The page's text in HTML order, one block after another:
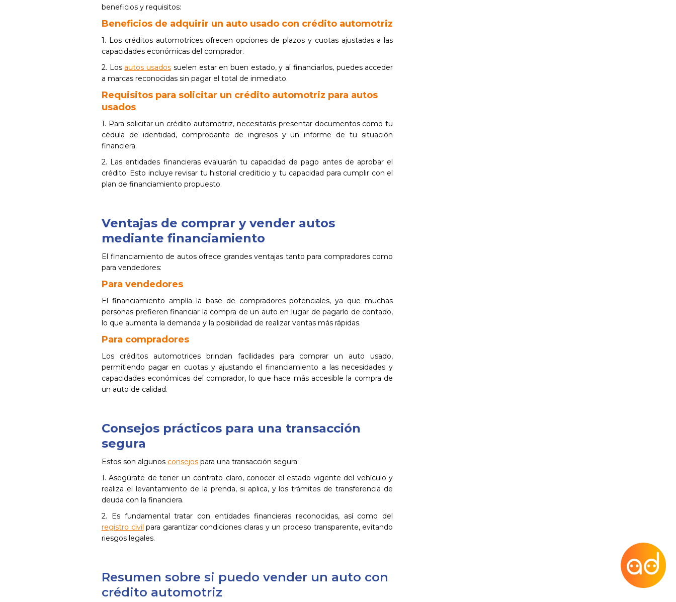
beneficios y requisitos:
Beneficios de adquirir un auto usado con crédito automotriz
1. Los créditos automotrices ofrecen opciones de plazos y cuotas ajustadas a las
capacidades económicas del comprador.
2. Los autos usados suelen estar en buen estado, y al financiarlos, puedes acceder
a marcas reconocidas sin pagar el total de inmediato.
Requisitos para solicitar un crédito automotriz para autos
usados
1. Para solicitar un crédito automotriz, necesitarás presentar documentos como tu
cédula de identidad, comprobante de ingresos y un informe de tu situación
financiera.
2. Las entidades financieras evaluarán tu capacidad de pago antes de aprobar el
crédito. Esto incluye revisar tu historial crediticio y tu capacidad para cumplir con el
plan de financiamiento propuesto.
Ventajas de comprar y vender autos
mediante financiamiento
El financiamiento de autos ofrece grandes ventajas tanto para compradores como
para vendedores:
Para vendedores
El financiamiento amplía la base de compradores potenciales, ya que muchas
personas prefieren financiar la compra de un auto en lugar de pagarlo de contado,
lo que aumenta la demanda y la posibilidad de realizar ventas más rápidas.
Para compradores
Los créditos automotrices brindan facilidades para comprar un auto usado,
permitiendo pagar en cuotas y ajustando el financiamiento a las necesidades y
capacidades económicas del comprador, lo que hace más accesible la compra de
un auto de calidad.
Consejos prácticos para una transacción
segura
Estos son algunos consejos para una transacción segura:
1. Asegúrate de tener un contrato claro, conocer el estado vigente del vehículo y
realiza el levantamiento de la prenda, si aplica, y los trámites de transferencia de
deuda con la financiera.
2. Es fundamental tratar con entidades financieras reconocidas, así como del
registro civil para garantizar condiciones claras y un proceso transparente, evitando
riesgos legales.
Resumen sobre si puedo vender un auto con
crédito automotriz